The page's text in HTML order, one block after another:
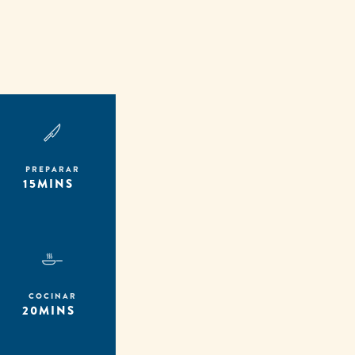
PREPARAR
15MINS
COCINAR
20MINS